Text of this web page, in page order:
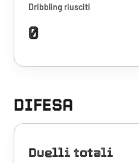
Dribbling riusciti
0
DIFESA
Duelli totali